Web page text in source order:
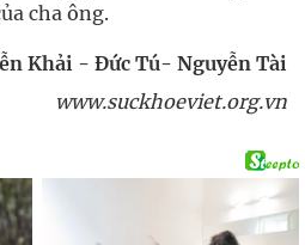
cha ông.
Khải - Đức Tú- Nguyễn Tài
www.suckhoeviet.org.vn